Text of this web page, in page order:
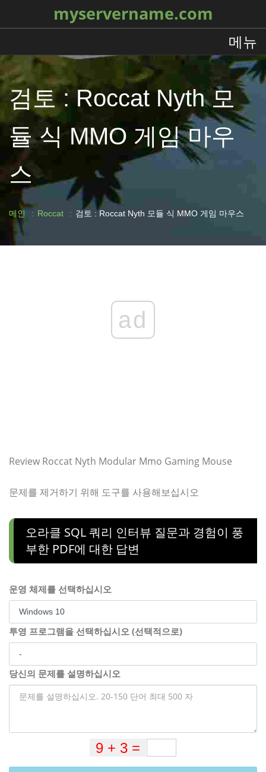
myservername.com
메뉴
검토 : Roccat Nyth 모
듈 식 MMO 게임 마우
스
메인 Roccat 검토 : Roccat Nyth 모듈 식 MMO 게임 마우스
ad
Review Roccat Nyth Modular Mmo Gaming Mouse
문제를 제거하기 위해 도구를 사용해보십시오
오라클 SQL 쿼리 인터뷰 질문과 경험이 풍
부한 PDF에 대한 답변
운영 체제를 선택하십시오
투영 프로그램을 선택하십시오 (선택적으로)
당신의 문제를 설명하십시오